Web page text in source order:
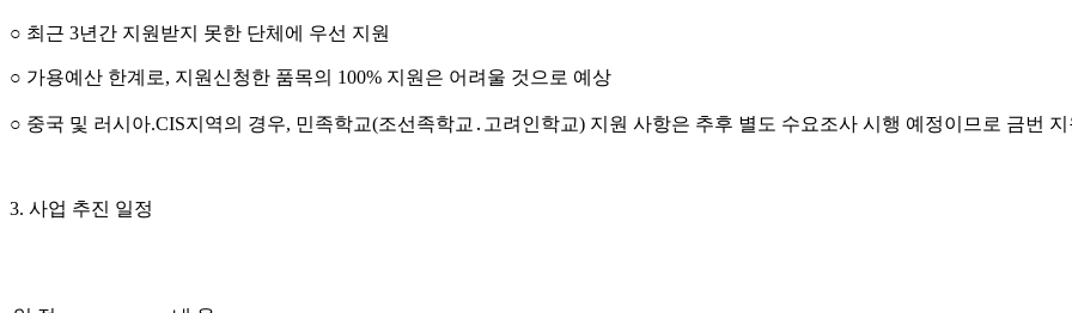
○ 최근 3년간 지원받지 못한 단체에 우선 지원
○ 가용예산 한계로, 지원신청한 품목의 100% 지원은 어려울 것으로 예상
○ 중국 및 러시아.CIS지역의 경우, 민족학교(조선족학교․고려인학교) 지원 사항은 추후 별도 수요조사 시행 예정이므로 금번
3. 사업 추진 일정